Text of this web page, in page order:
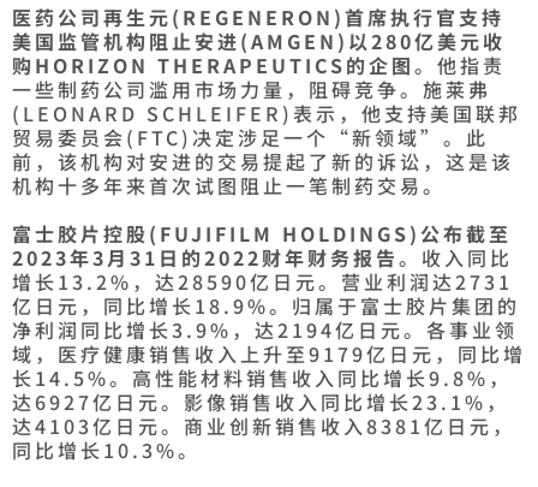
医药公司再生元(REGENERON)首席执行官支持
美国监管机构阻止安进(AMGEN)以280亿美元收
购HORIZON THERAPEUTICS的企图。他指责
一些制药公司滥用市场力量，阻碍竞争。施莱弗
(LEONARD SCHLEIFER)表示，他支持美国联邦
贸易委员会(FTC)决定涉足一个“新领域”。此
前，该机构对安进的交易提起了新的诉讼，这是该
机构十多年来首次试图阻止一笔制药交易。
富士胶片控股(FUJIFILM HOLDINGS)公布截至
2023年3月31日的2022财年财务报告。收入同比
增长13.2%，达28590亿日元。营业利润达2731
亿日元，同比增长18.9%。归属于富士胶片集团的
净利润同比增长3.9%，达2194亿日元。各事业领
域，医疗健康销售收入上升至9179亿日元，同比增
长14.5%。高性能材料销售收入同比增长9.8%，
达6927亿日元。影像销售收入同比增长23.1%，
达4103亿日元。商业创新销售收入8381亿日元，
同比增长10.3%。